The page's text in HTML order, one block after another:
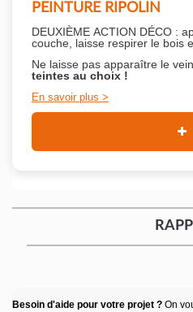
PEINTURE RIPOLIN
DEUXIÈME ACTION DÉCO :
couche, laisse respirer le bois
Ne laisse pas apparaître le
teintes au choix !
En savoir plus
Besoin d'aide pour votre projet ? On